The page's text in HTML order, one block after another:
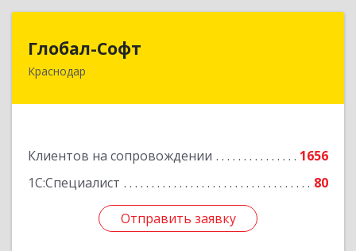
Глобал-Софт
Краснодар
Клиентов на сопровождении
1656
1С:Специалист
80
Отправить заявку
350018, Краснодарский край, Краснодар г,
Отправить заявку